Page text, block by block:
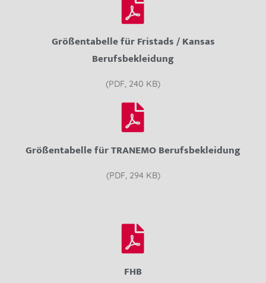
Größentabelle für Fristads / Kansas
Berufsbekleidung
(PDF, 240 KB)
Größentabelle für TRANEMO Berufsbekleidung
(PDF, 294 KB)
FHB